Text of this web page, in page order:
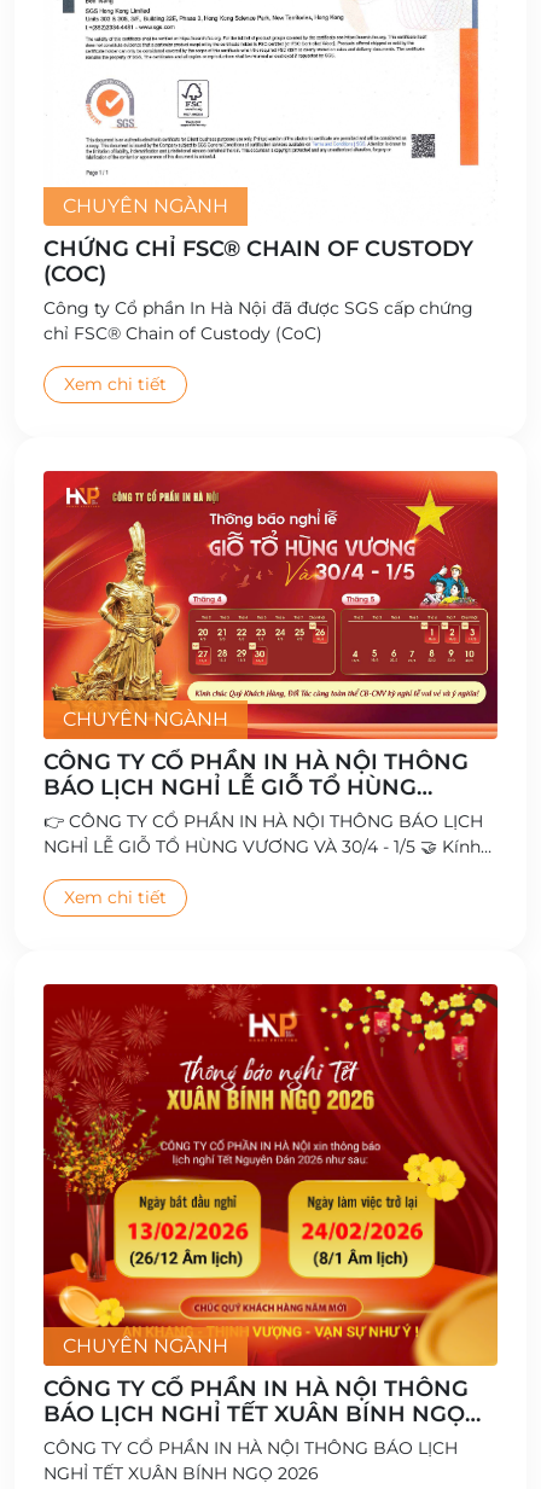
CHUYÊN NGÀNH
CHỨNG CHỈ FSC® CHAIN OF CUSTODY
(COC)
Công ty Cổ phần In Hà Nội đã được SGS cấp chứng
chỉ FSC® Chain of Custody (CoC)
Xem chi tiết
CHUYÊN NGÀNH
CÔNG TY CỔ PHẦN IN HÀ NỘI THÔNG
BÁO LỊCH NGHỈ LỄ GIỖ TỔ HÙNG
VƯƠNG VÀ 30/4 - 1/5
👉 CÔNG TY CỔ PHẦN IN HÀ NỘI THÔNG BÁO LỊCH
NGHỈ LỄ GIỖ TỔ HÙNG VƯƠNG VÀ 30/4 - 1/5 🤝 Kính
- Công nhân viên có kỳ nghỉ lễ vui vẻ và ý nghĩa 🥰
Xem chi tiết
CHUYÊN NGÀNH
CÔNG TY CỔ PHẦN IN HÀ NỘI THÔNG
BÁO LỊCH NGHỈ TẾT XUÂN BÍNH NGỌ
2026
CÔNG TY CỔ PHẦN IN HÀ NỘI THÔNG BÁO LỊCH
NGHỈ TẾT XUÂN BÍNH NGỌ 2026